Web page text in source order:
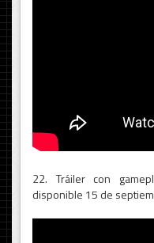
22. Tráiler con
disponible 15 de